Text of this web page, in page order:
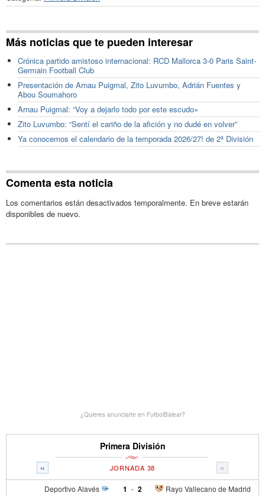
Más noticias que te pueden interesar
Crónica partido amistoso internacional: RCD Mallorca 3-0 Paris Saint-
Germain Football Club
Presentación de Arnau Puigmal, Zito Luvumbo, Adrián Fuentes y
Abou Soumahoro
Arnau Puigmal: “Voy a dejarlo todo por este escudo»
Zito Luvumbo: “Sentí el cariño de la afición y no dudé en volver”
Ya conocemos el calendario de la temporada 2026/27! de 2ª División
Comenta esta noticia
Los comentarios están desactivados temporalmente. En breve estarán
disponibles de nuevo.
¿Quieres anunciarte en FutbolBalear?
Primera División
« »
JORNADA 38
Deportivo Alavés 1 - Rayo Vallecano de Madrid
2